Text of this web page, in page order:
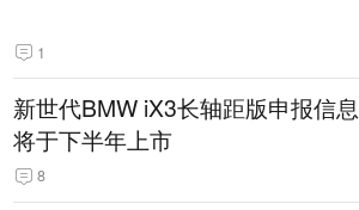
1
新世代BMW iX3长轴距版申报信息
将于下半年上市
8